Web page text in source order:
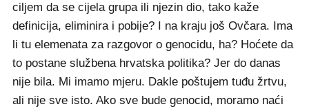
ciljem da se cijela grupa ili njezin dio, tako kaže
definicija, eliminira i pobije? I na kraju još Ovčara. Ima
li tu elemenata za razgovor o genocidu, ha? Hoćete da
to postane službena hrvatska politika? Jer do danas
nije bila. Mi imamo mjeru. Dakle poštujem tuđu žrtvu,
ali nije sve isto. Ako sve bude genocid, moramo naći